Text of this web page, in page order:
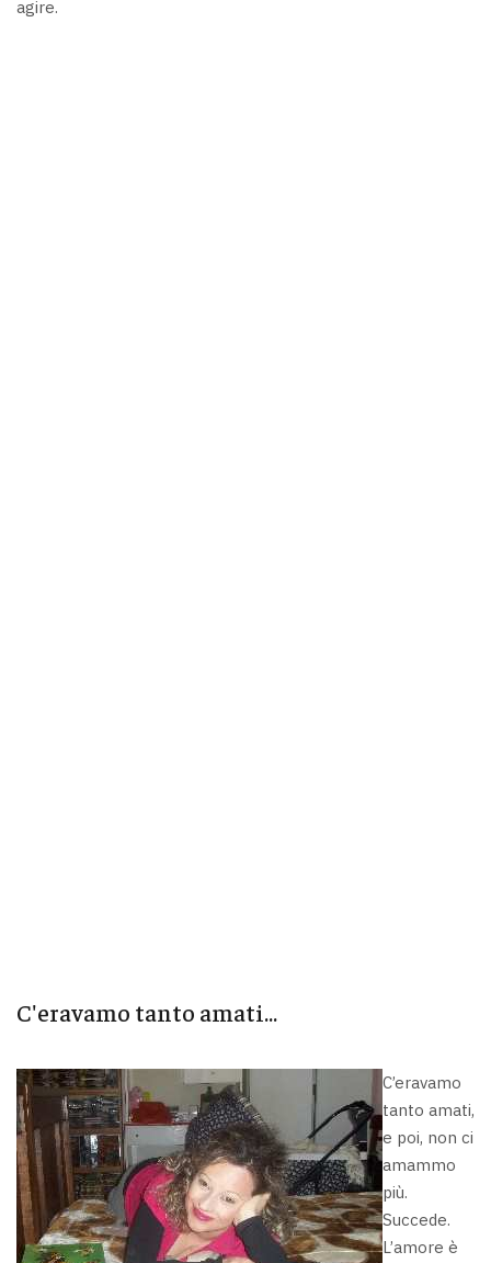
agire.
C'eravamo tanto amati...
C’eravamo
tanto amati,
e poi, non ci
amammo
più.
Succede.
L’amore è